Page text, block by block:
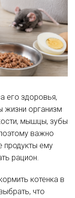
его здоровья,
жизни организм
мышцы, зубы
важно
продукты ему
рацион.
котенка в
что